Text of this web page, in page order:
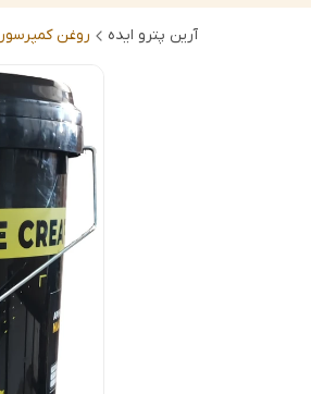
آرین پترو ایده روغن کمپرسور